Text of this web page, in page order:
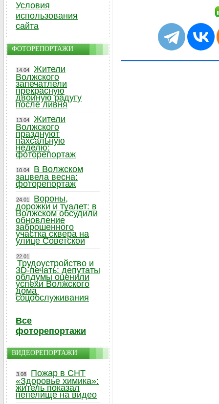
Условия
использования
сайта
ФОТОРЕПОРТАЖИ
14.04
Жители
Волжского
запечатлели
прекрасную
двойную радугу
после ливня
13.04
Жители
Волжского
празднуют
пахсальную
неделю:
фоторепортаж
10.04
В Волжском
зацвела весна:
фоторепортаж
24.01
Вороны,
дорожки и туалет: в
Волжском обсудили
обновление
заброшенного
участка сквера на
улице Советской
22.01
Трудоустройство и
3D-печать: депутаты
облдумы оценили
успехи Волжского
дома
соцобслуживания
Все
фоторепортажи
ВИДЕОРЕПОРТАЖИ
3.08
Пожар в СНТ
«Здоровье химика»:
житель показал
пепелище на видео